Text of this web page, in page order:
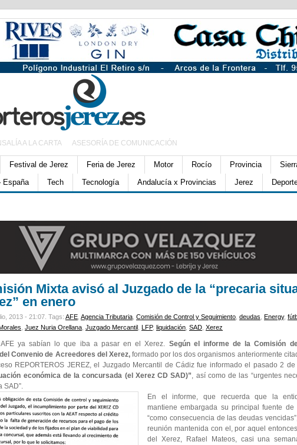
A LA CARTA ASESORÍA DE COMUNICACIÓN
Festival de Jerez Feria de Jerez Motor Rocío Provincia
España
Tech Tecnología Andalucía x Provincias Jerez
Mixta avisó al Juzgado de la “precaria
en enero
2013 - 21:07. Tags: AFE Agencia Tributaria Comisión de Control y Seguimiento deudas Energy,
Juez Nuria Orellana Juzgado Mercantil LFP, liquidación SAD Xerez
ya sabían lo que iba a pasar en el Xerez. Según el informe de la Comisión
Convenio de Acreedores del Xerez,formado por los dos organismos anteriormente
REPORTEROS JEREZ, el Juzgado Mercantil de Cádiz fue informado el pasado 2
económica de la concursada (el Xerez CD SAD)”, así como de las “urgentes
SAD”.
En el informe, que recuerda que la
mantiene embargada su principal fuente de
“como consecuencia de las deudas
reunión mantenida con el, por aquel
del Xerez, Rafael Mateos, casi una